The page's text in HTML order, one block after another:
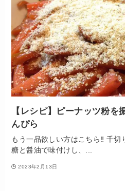
【レシピ】ピーナッツ粉を
んぴら
もう一品欲しい方はこちら‼️ 千
糖と醤油で味付けし、...
2023年2月13日